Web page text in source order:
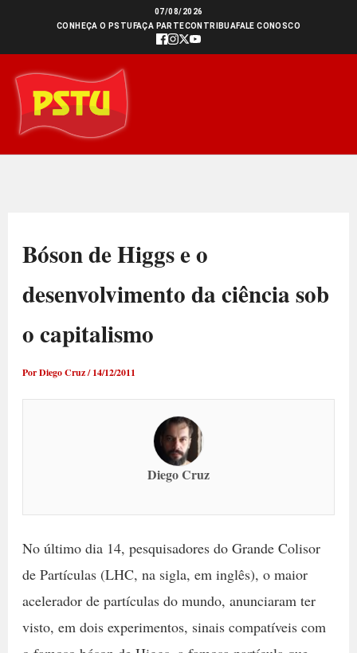
conteúdo
07/08/2026
CONHEÇA O PSTU FAÇA PARTECONTRIBUAFALE CONOSCO
Bóson de Higgs e o
desenvolvimento da ciência sob
o capitalismo
PorDiego Cruz/14/12/2011
Diego Cruz
No último dia 14, pesquisadores do Grande Colisor
de Partículas (LHC, na sigla, em inglês), o maior
acelerador de partículas do mundo, anunciaram ter
visto, em dois experimentos, sinais compatíveis com